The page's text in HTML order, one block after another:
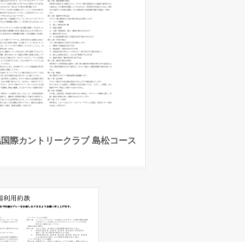
際カントリークラブ 島松コース